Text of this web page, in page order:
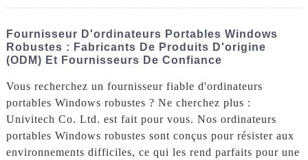
Fournisseur D'ordinateurs Portables Windows
Robustes : Fabricants De Produits D'origine
(ODM) Et Fournisseurs De Confiance
Vous recherchez un fournisseur fiable d'ordinateurs
portables Windows robustes ? Ne cherchez plus :
Univitech Co. Ltd. est fait pour vous. Nos ordinateurs
portables Windows robustes sont conçus pour résister aux
environnements difficiles, ce qui les rend parfaits pour une